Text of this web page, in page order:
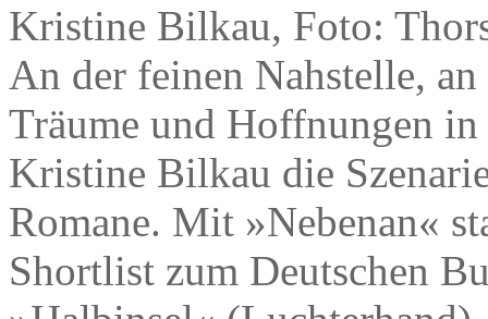
Kristine Bilkau, Foto:
An der feinen Nahstelle,
Träume und Hoffnungen
Kristine Bilkau die
Romane. Mit »Nebenan«
Shortlist zum Deutschen